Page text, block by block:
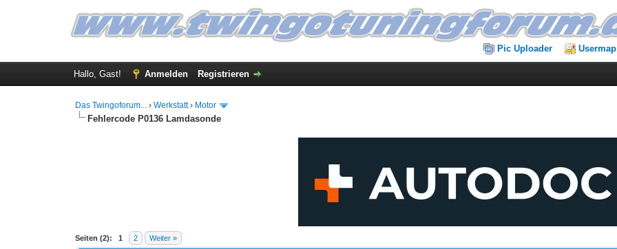
Pic Uploader Usermap
Hallo, Gast! Anmelden Registrieren
Das Twingoforum... ›Werkstatt› Motor
Fehlercode P0136 Lamdasonde
Seiten (2): 1 2 Weiter »
0 Bewertung(en) - 0 im Durchschnitt
1
2
3
4
5